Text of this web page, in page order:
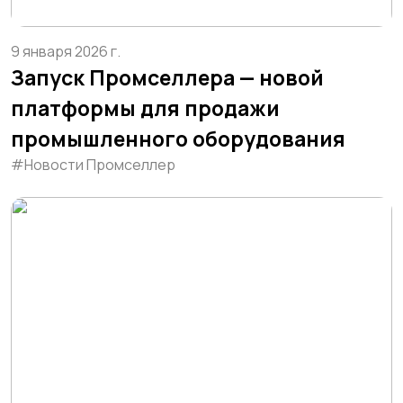
9 января 2026 г.
Запуск Промселлера — новой
платформы для продажи
промышленного оборудования
#Новости Промселлер